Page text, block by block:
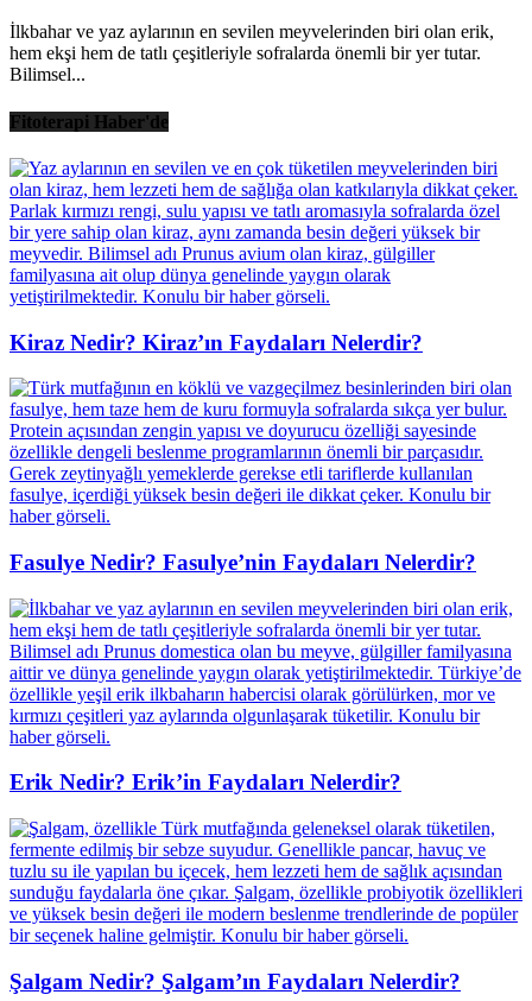
İlkbahar ve yaz aylarının en sevilen meyvelerinden biri olan erik,
hem ekşi hem de tatlı çeşitleriyle sofralarda önemli bir yer tutar.
Bilimsel...
Fitoterapi Haber'de
Kiraz Nedir? Kiraz’ın Faydaları Nelerdir?
Fasulye Nedir? Fasulye’nin Faydaları Nelerdir?
Erik Nedir? Erik’in Faydaları Nelerdir?
Şalgam Nedir? Şalgam’ın Faydaları Nelerdir?